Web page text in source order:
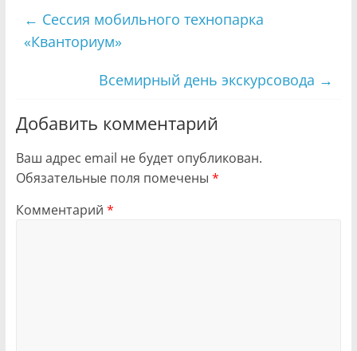
← Сессия мобильного технопарка
«Кванториум»
Всемирный день экскурсовода →
Добавить комментарий
Ваш адрес email не будет опубликован.
Обязательные поля помечены *
Комментарий *